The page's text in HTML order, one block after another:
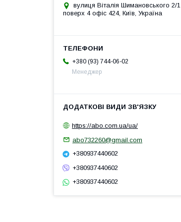
вулиця Віталія Шимановського 2/1
поверх 4 офіс 424, Київ, Україна
+380 (93) 744-06-02
Менеджер
https://abo.com.ua/ua/
abo732260@gmail.com
+380937440602
+380937440602
+380937440602